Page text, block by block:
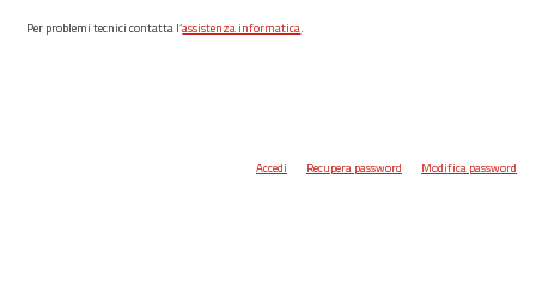
Per problemi tecnici contatta l’assistenza informatica.
Accedi Recupera password Modifica password